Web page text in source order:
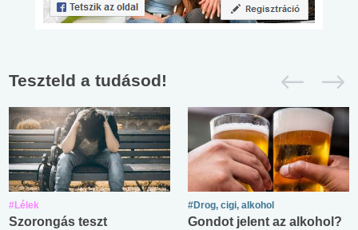
Teszteld a tudásod!
#Lélek
Szorongás teszt
#Drog, cigi, alkohol
Gondot jelent az alkohol?